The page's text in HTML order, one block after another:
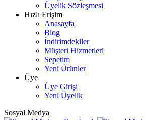
Üyelik Sözleşmesi
Hızlı Erişim
Anasayfa
Blog
İndirimdekiler
Müşteri Hizmetleri
Sepetim
Yeni Ürünler
Üye
Üye Girişi
Yeni Üyelik
Sosyal Medya